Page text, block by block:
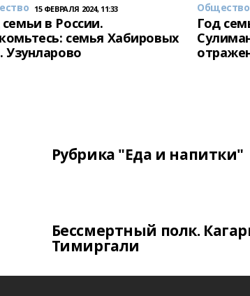
15 ФЕВРАЛЯ 2024, 11:33
семьи в России.
семья Хабировых
Узунларово
Общество
Год
Рубрика "Еда и напитки"
Бессмертный полк.
Тимиргали